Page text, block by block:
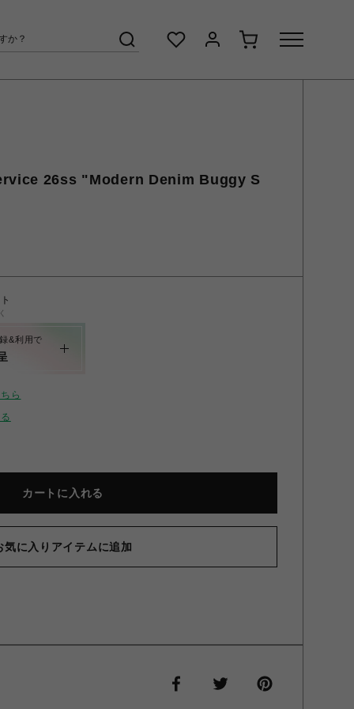
26ss "Modern Denim Buggy S
&利用で
ら
カートに入れる
気に入りアイテムに追加